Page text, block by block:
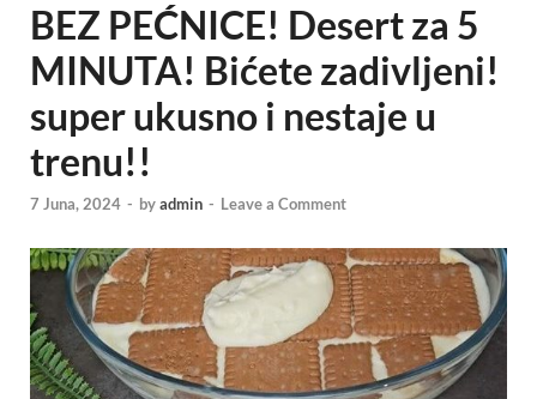
BEZ PEĆNICE! Desert za 5
MINUTA! Bićete zadivljeni!
super ukusno i nestaje u
trenu!!
7 Juna, 2024 - byadmin - Leave a Comment